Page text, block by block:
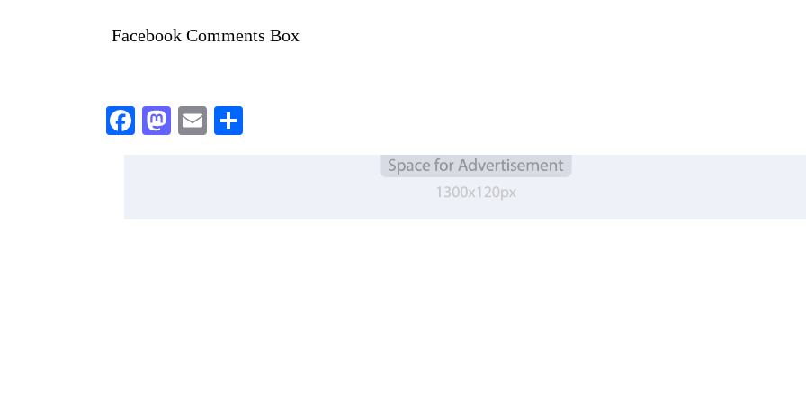
Facebook Comments Box
Facebook
Mastodon
Email